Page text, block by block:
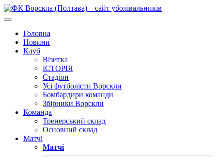
Головна
Новини
Клуб
Візитка
ІСТОРІЯ
Стадіон
Усі футболісти Ворскли
Бомбардири команди
Збірники Ворскли
Команда
Тренерський склад
Основний склад
Матчі
Матчі